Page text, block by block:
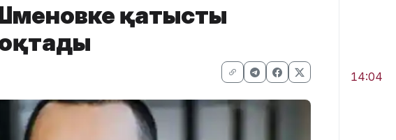
қатысты
14:04